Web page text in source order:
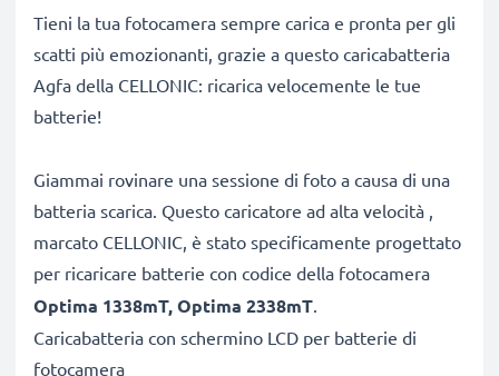
Tieni la tua fotocamera sempre carica e pronta per gli
scatti più emozionanti, grazie a questo caricabatteria
Agfa della CELLONIC: ricarica velocemente le tue
batterie!
Giammai rovinare una sessione di foto a causa di una
batteria scarica. Questo caricatore ad alta velocità ,
marcato CELLONIC, è stato specificamente progettato
per ricaricare batterie con codice della fotocamera
Optima 1338mT, Optima 2338mT.
Caricabatteria con schermino LCD per batterie di
fotocamera